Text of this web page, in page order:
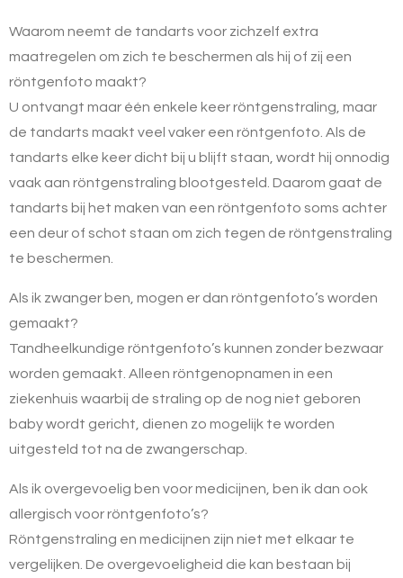
Waarom neemt de tandarts voor zichzelf extra
maatregelen om zich te beschermen als hij of zij een
röntgenfoto maakt?
U ontvangt maar één enkele keer röntgenstraling, maar
de tandarts maakt veel vaker een röntgenfoto. Als de
tandarts elke keer dicht bij u blijft staan, wordt hij onnodig
vaak aan röntgenstraling blootgesteld. Daarom gaat de
tandarts bij het maken van een röntgenfoto soms achter
een deur of schot staan om zich tegen de röntgenstraling
te beschermen.
Als ik zwanger ben, mogen er dan röntgenfoto’s worden
gemaakt?
Tandheelkundige röntgenfoto’s kunnen zonder bezwaar
worden gemaakt. Alleen röntgenopnamen in een
ziekenhuis waarbij de straling op de nog niet geboren
baby wordt gericht, dienen zo mogelijk te worden
uitgesteld tot na de zwangerschap.
Als ik overgevoelig ben voor medicijnen, ben ik dan ook
allergisch voor röntgenfoto’s?
Röntgenstraling en medicijnen zijn niet met elkaar te
vergelijken. De overgevoeligheid die kan bestaan bij